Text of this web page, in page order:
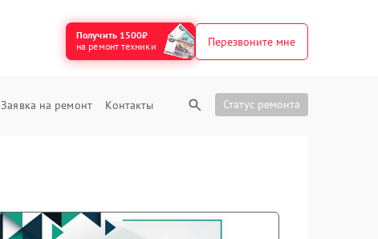
Получить 1500₽
на ремонт техники
Перезвоните мне
Заявка на ремонт Контакты Статус ремонта